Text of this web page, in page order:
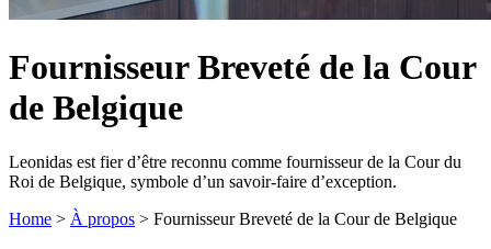
Fournisseur Breveté de la Cour
de Belgique
Leonidas est fier d’être reconnu comme fournisseur de la Cour du
Roi de Belgique, symbole d’un savoir-faire d’exception.
Home > À propos > Fournisseur Breveté de la Cour de Belgique